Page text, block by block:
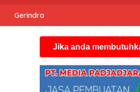
Gerindra
Jika anda membutuhkan space